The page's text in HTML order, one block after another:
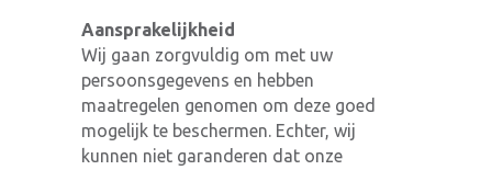
Aansprakelijkheid
Wij gaan zorgvuldig om met uw
persoonsgegevens en hebben
maatregelen genomen om deze goed
mogelijk te beschermen. Echter, wij
kunnen niet garanderen dat onze